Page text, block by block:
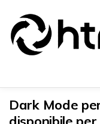
Dark Mode